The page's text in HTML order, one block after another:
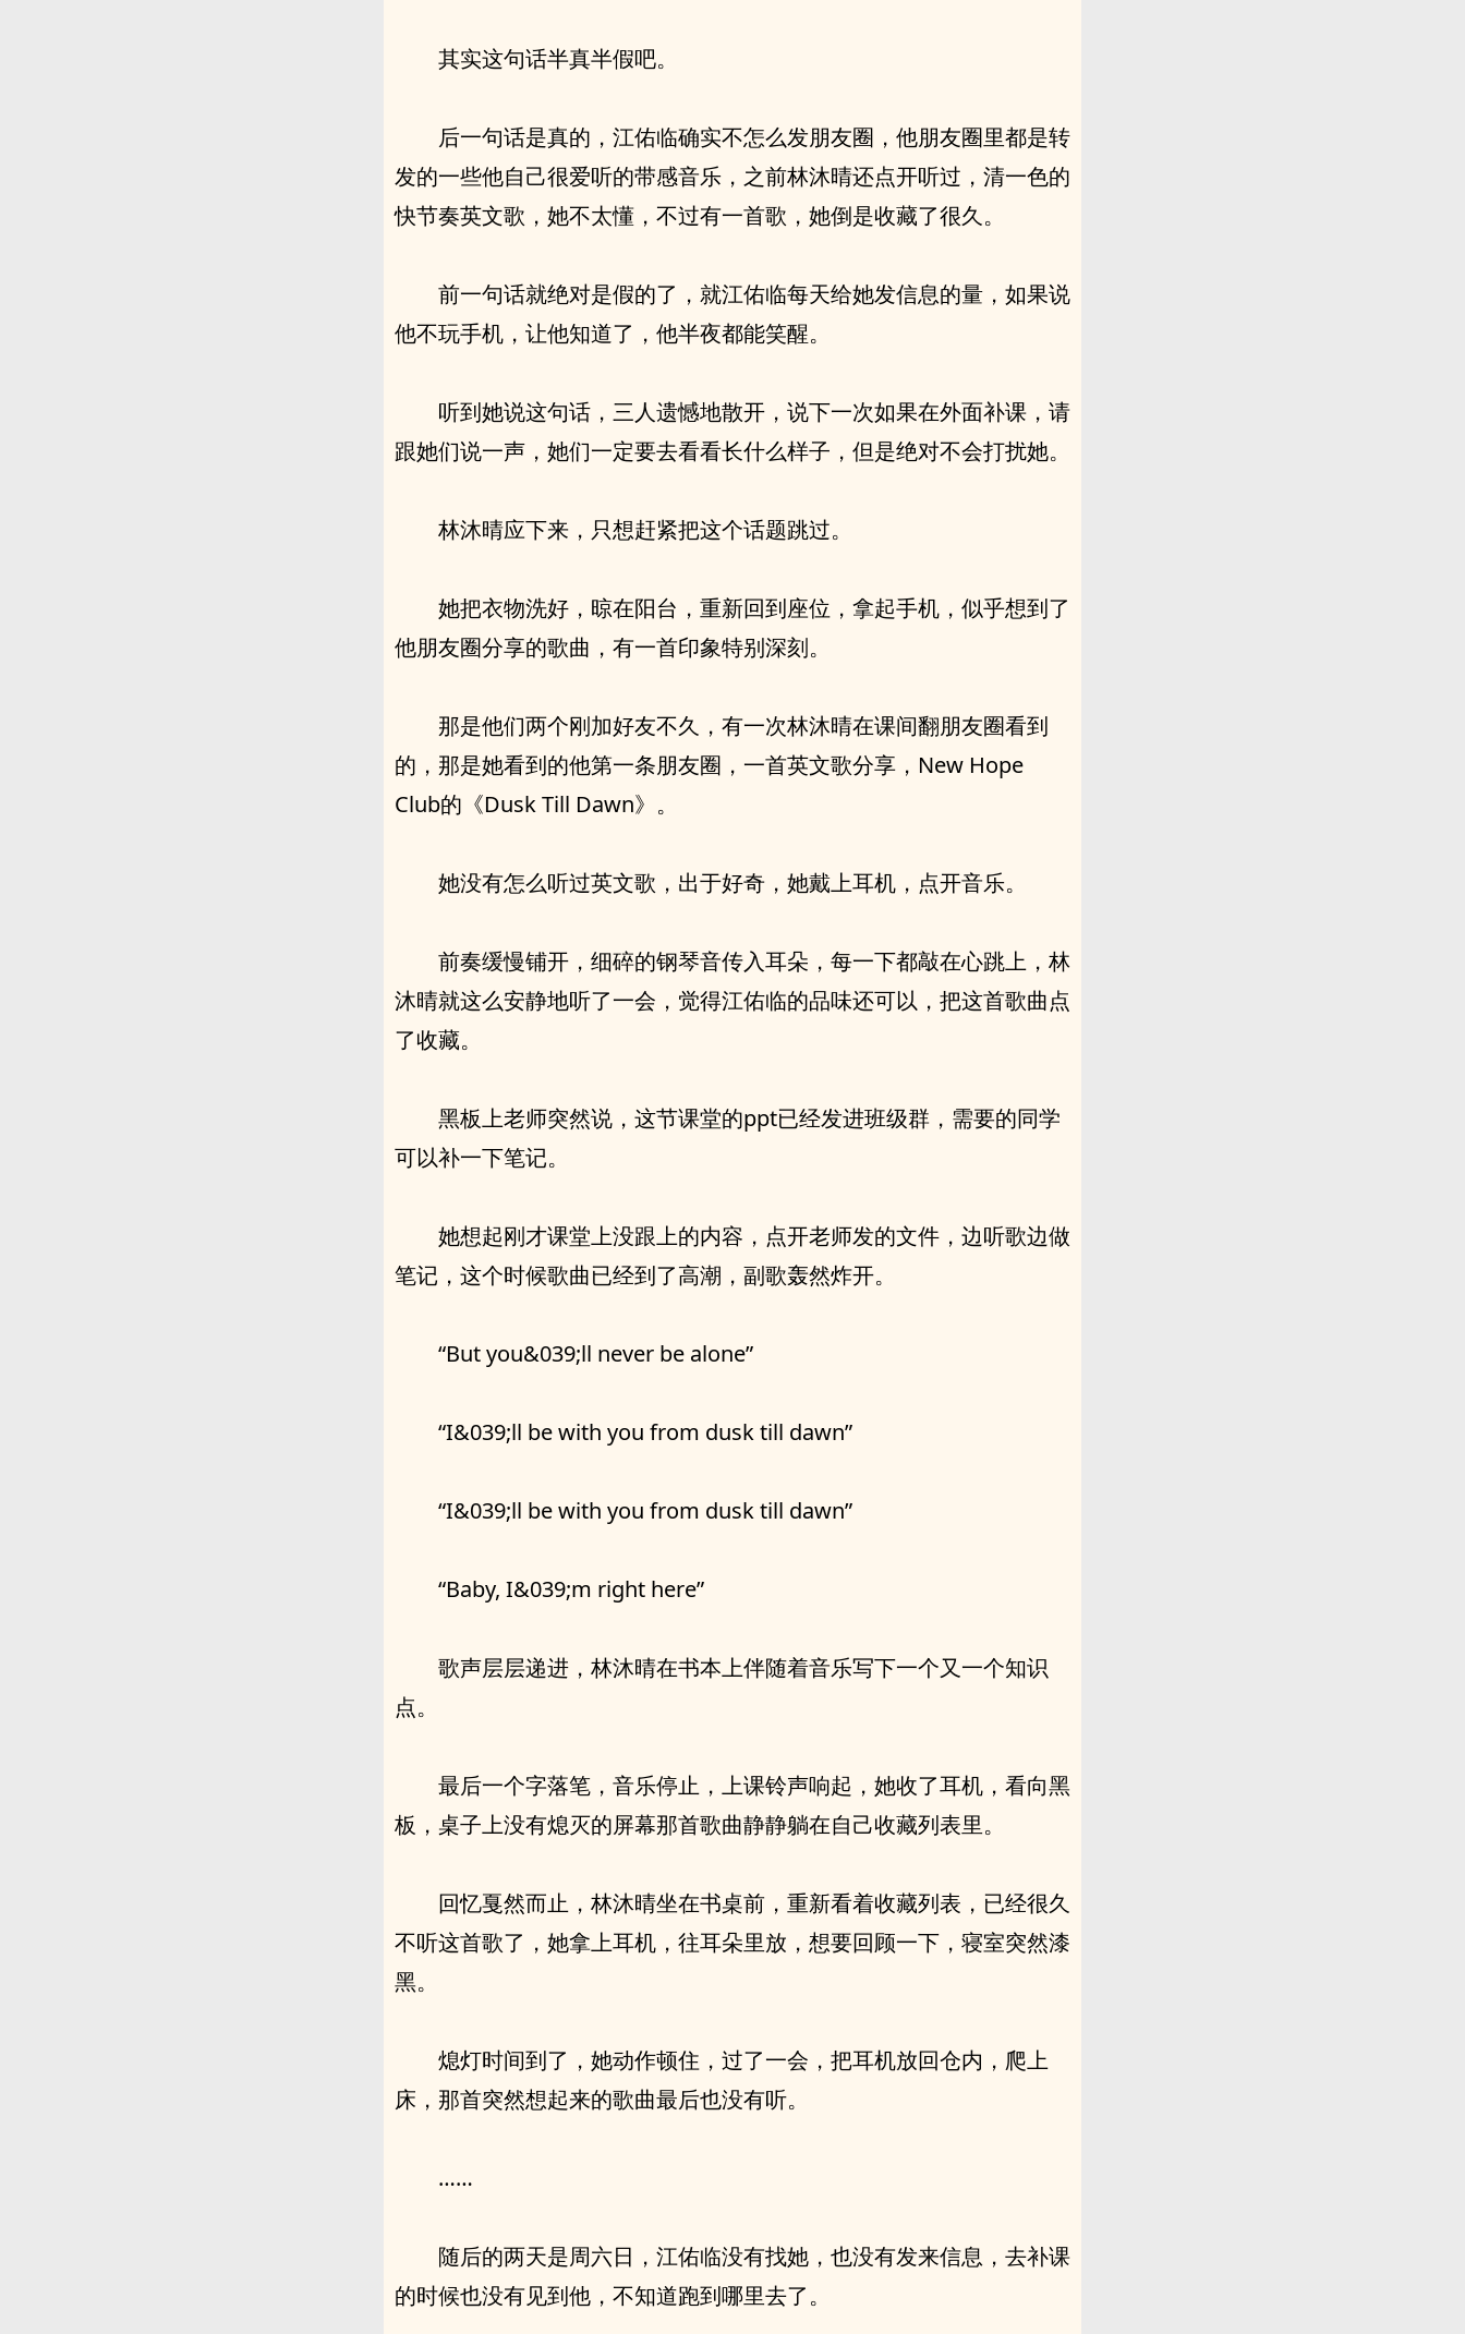
其实这句话半真半假吧。
后一句话是真的，江佑临确实不怎么发朋友圈，他朋友圈里都是转
发的一些他自己很爱听的带感音乐，之前林沐晴还点开听过，清一色的
快节奏英文歌，她不太懂，不过有一首歌，她倒是收藏了很久。
前一句话就绝对是假的了，就江佑临每天给她发信息的量，如果说
他不玩手机，让他知道了，他半夜都能笑醒。
听到她说这句话，三人遗憾地散开，说下一次如果在外面补课，请
跟她们说一声，她们一定要去看看长什么样子，但是绝对不会打扰她。
林沐晴应下来，只想赶紧把这个话题跳过。
她把衣物洗好，晾在阳台，重新回到座位，拿起手机，似乎想到了
他朋友圈分享的歌曲，有一首印象特别深刻。
那是他们两个刚加好友不久，有一次林沐晴在课间翻朋友圈看到
的，那是她看到的他第一条朋友圈，一首英文歌分享，New Hope
Club的《Dusk Till Dawn》。
她没有怎么听过英文歌，出于好奇，她戴上耳机，点开音乐。
前奏缓慢铺开，细碎的钢琴音传入耳朵，每一下都敲在心跳上，林
沐晴就这么安静地听了一会，觉得江佑临的品味还可以，把这首歌曲点
了收藏。
黑板上老师突然说，这节课堂的ppt已经发进班级群，需要的同学
可以补一下笔记。
她想起刚才课堂上没跟上的内容，点开老师发的文件，边听歌边做
笔记，这个时候歌曲已经到了高潮，副歌轰然炸开。
“But you&039;ll never be alone”
“I&039;ll be with you from dusk till dawn”
“I&039;ll be with you from dusk till dawn”
“Baby, I&039;m right here”
歌声层层递进，林沐晴在书本上伴随着音乐写下一个又一个知识
点。
最后一个字落笔，音乐停止，上课铃声响起，她收了耳机，看向黑
板，桌子上没有熄灭的屏幕那首歌曲静静躺在自己收藏列表里。
回忆戛然而止，林沐晴坐在书桌前，重新看着收藏列表，已经很久
不听这首歌了，她拿上耳机，往耳朵里放，想要回顾一下，寝室突然漆
黑。
熄灯时间到了，她动作顿住，过了一会，把耳机放回仓内，爬上
床，那首突然想起来的歌曲最后也没有听。
……
随后的两天是周六日，江佑临没有找她，也没有发来信息，去补课
的时候也没有见到他，不知道跑到哪里去了。